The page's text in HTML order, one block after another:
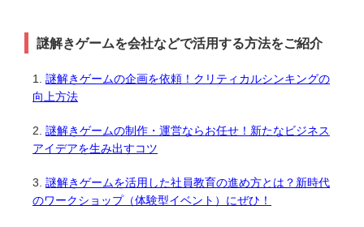
謎解きゲームを会社などで活用する方法をご紹介
謎解きゲームの企画を依頼！クリティカルシンキングの
向上方法
謎解きゲームの制作・運営ならお任せ！新たなビジネス
アイデアを生み出すコツ
謎解きゲームを活用した社員教育の進め方とは？新時代
のワークショップ（体験型イベント）にぜひ！